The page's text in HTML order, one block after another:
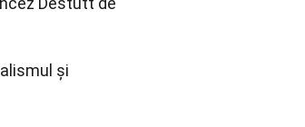
și